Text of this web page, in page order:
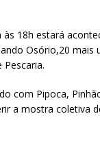
18h estará
Osório,20 mais
Pescaria.
com Pipoca,
a mostra coletiva